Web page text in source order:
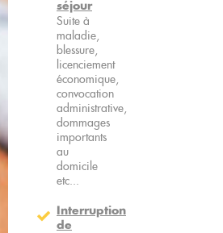
séjour
Suite à
maladie,
blessure,
licenciement
économique,
convocation
administrative,
dommages
importants
au
domicile
etc...
Interruption
de